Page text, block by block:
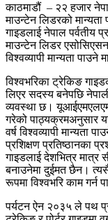
काठमाडौं – २२ हजार
माउन्टेन लिडरको
गाइडलाई नेपाल पर्वतीय
माउन्टेन लिडर
विश्वव्यापी मान्यता
विश्वभरिका ट्रेकिङ
लिएर सदस्य बनेपछि
व्यवस्था छ।
गरेको पाठ्यक्रमअनुसार
वर्ष विश्वव्यापी मान्यता
प्रशिक्षण प्रतिष्ठानका
गाइडलाई देशभित्र मात्र
बनाउनेमा दुईमत छैन।
रूपमा विश्वभरि काम गर्न
पर्यटन ऐन २०३५ ले पथ